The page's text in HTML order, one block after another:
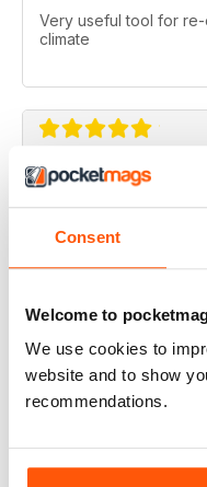
Consent
Welcome to
We use cookies to
website and to show
recommendations.
Very useful tool for
climate
EVERY ISSUE IS A
MIND
this magazine should
SUPERB